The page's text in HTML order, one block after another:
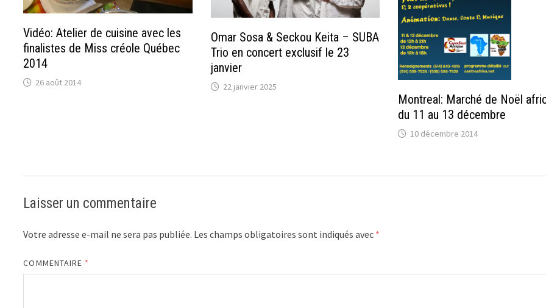
Vidéo: Atelier de cuisine avec les
finalistes de Miss créole Québec
2014
26 août 2014
Omar Sosa & Seckou Keita – SUBA
Trio en concert exclusif le 23
janvier
22 janvier 2025
Montreal: Marché de Noël
du 11 au 13 décembre
10 décembre 2014
Laisser un commentaire
Votre adresse e-mail ne sera pas publiée. Les champs obligatoires sont indiqués avec *
COMMENTAIRE *